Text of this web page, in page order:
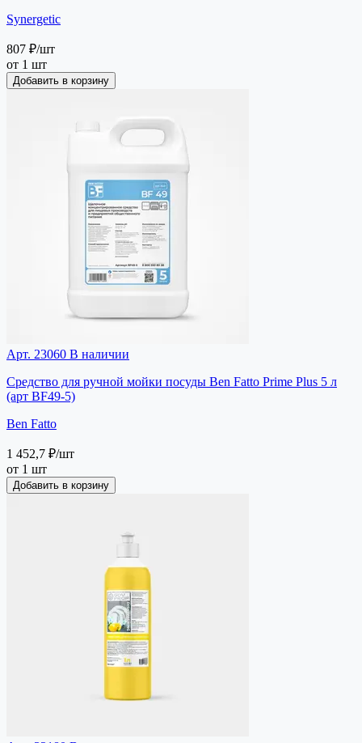
Synergetic
807 ₽/шт
от 1 шт
Добавить в корзину
Арт. 23060 В наличии
Средство для ручной мойки посуды Ben Fatto Prime Plus 5 л
(арт BF49-5)
Ben Fatto
1 452,7 ₽/шт
от 1 шт
Добавить в корзину